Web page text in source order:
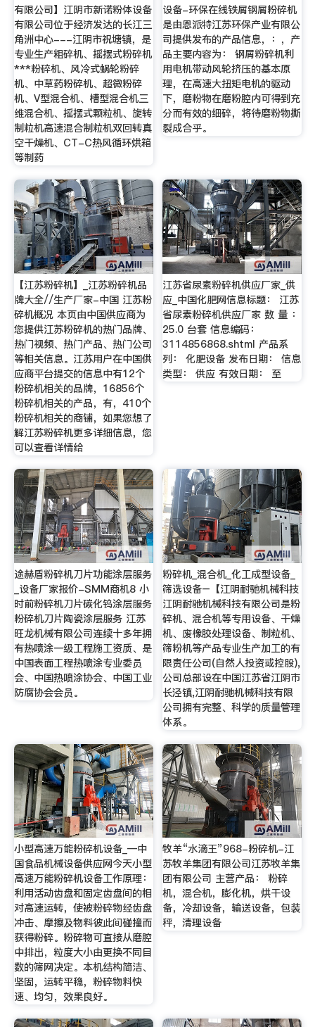
有限公司】江阴市新诺粉体设备
有限公司位于经济发达的长江三
角洲中心---江阴市祝塘镇，是
专业生产粗碎机、摇摆式粉碎机
***粉碎机、风冷式蜗轮粉碎
机、中草药粉碎机、超微粉碎
机、V型混合机、槽型混合机三
维混合机、摇摆式颗粒机、旋转
制粒机高速混合制粒机双回转真
空干燥机、CT-C热风循环烘箱
等制药
设备-环保在线铁屑钢屑粉碎机
是由恩派特江苏环保产业有限公
司提供发布的产品信息，：，产
品主要内容为： 钢屑粉碎机利
用电机带动风轮挤压的基本原
理，在高速大扭矩电机的驱动
下，磨粉物在磨粉腔内可得到充
分而有效的细碎，将待磨粉物撕
裂成合乎。
【江苏粉碎机】_江苏粉碎机品
牌大全//生产厂家-中国 江苏粉
碎机概况 本页由中国供应商为
您提供江苏粉碎机的热门品牌、
热门视频、热门产品、热门公司
等相关信息。江苏用户在中国供
应商平台提交的信息中有12个
粉碎机相关的品牌，16856个
粉碎机相关的产品，有，410个
粉碎机相关的商铺，如果您想了
解江苏粉碎机更多详细信息，您
可以查看详情给
江苏省尿素粉碎机供应厂家_供
应_中国化肥网信息标题： 江苏
省尿素粉碎机供应厂家 数 量 ：
25.0 台套 信息编码：
3114856868.shtml 产品系
列： 化肥设备 发布日期： 信息
类型： 供应 有效日期： 至
途赫盾粉碎机刀片功能涂层服务
_设备厂家报价-SMM商机8 小
时前粉碎机刀片碳化钨涂层服务
粉碎机刀片陶瓷涂层服务 江苏
旺龙机械有限公司连续十多年拥
有热喷涂一级工程施工资质、是
中国表面工程热喷涂专业委员
会、中国热喷涂协会、中国工业
防腐协会会员。
粉碎机_混合机_化工成型设备_
筛选设备–【江阴耐驰机械科技
江阴耐驰机械科技有限公司是粉
碎机、混合机等专用设备、干燥
机、废橡胶处理设备、制粒机、
筛粉机等产品专业生产加工的有
限责任公司(自然人投资或控股),
公司总部设在中国江苏省江阴市
长泾镇,江阴耐驰机械科技有限
公司拥有完整、科学的质量管理
体系。
小型高速万能粉碎机设备_—中
国食品机械设备供应网今天小型
高速万能粉碎机设备工作原理：
利用活动齿盘和固定齿盘间的相
对高速运转，使被粉碎物经齿盘
冲击、摩擦及物料彼此间碰撞而
获得粉碎。粉碎物可直接从磨腔
中排出，粒度大小由更换不同目
数的筛网决定。本机结构简洁、
坚固，运转平稳，粉碎物料快
速、均匀，效果良好。
牧羊“水滴王”968-粉碎机-江
苏牧羊集团有限公司江苏牧羊集
团有限公司 主营产品： 粉碎
机，混合机，膨化机，烘干设
备，冷却设备，输送设备，包装
秤，清理设备